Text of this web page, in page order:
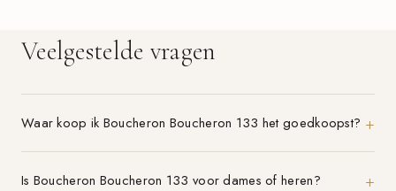
Veelgestelde vragen
Waar koop ik Boucheron Boucheron 133 het goedkoopst?
Is Boucheron Boucheron 133 voor dames of heren?